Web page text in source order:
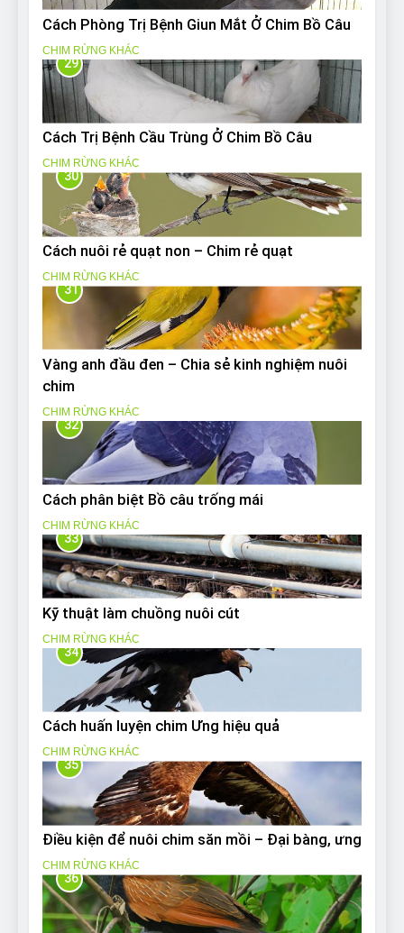
Cách Phòng Trị Bệnh Giun Mắt Ở Chim Bồ Câu
CHIM RỪNG KHÁC
29
Cách Trị Bệnh Cầu Trùng Ở Chim Bồ Câu
CHIM RỪNG KHÁC
30
Cách nuôi rẻ quạt non – Chim rẻ quạt
CHIM RỪNG KHÁC
31
Vàng anh đầu đen – Chia sẻ kinh nghiệm nuôi
chim
CHIM RỪNG KHÁC
32
Cách phân biệt Bồ câu trống mái
CHIM RỪNG KHÁC
33
Kỹ thuật làm chuồng nuôi cút
CHIM RỪNG KHÁC
34
Cách huấn luyện chim Ưng hiệu quả
CHIM RỪNG KHÁC
35
Điều kiện để nuôi chim săn mồi – Đại bàng, ưng
CHIM RỪNG KHÁC
36